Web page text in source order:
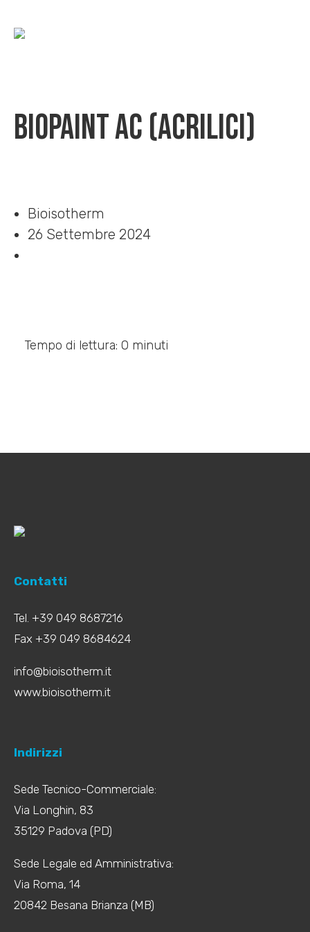
BioPAINT AC (acrilici)
Bioisotherm
26 Settembre 2024
Tempo di lettura: 0 minuti
Contatti
Tel. +39 049 8687216
Fax +39 049 8684624
info@bioisotherm.it
www.bioisotherm.it
Indirizzi
Sede Tecnico-Commerciale:
Via Longhin, 83
35129 Padova (PD)
Sede Legale ed Amministrativa:
Via Roma, 14
20842 Besana Brianza (MB)